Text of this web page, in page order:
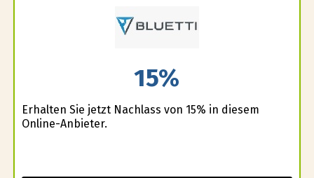
15%
Erhalten Sie jetzt Nachlass von 15% in diesem
Online-Anbieter.